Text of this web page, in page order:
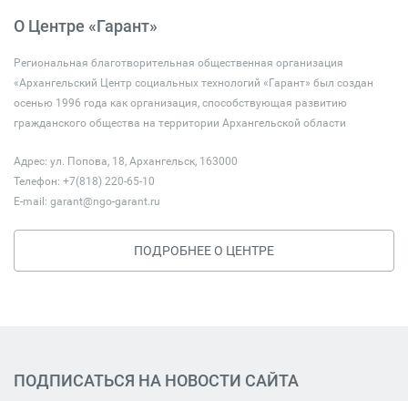
О Центре «Гарант»
Региональная благотворительная общественная организация
«Архангельский Центр социальных технологий «Гарант» был создан
осенью 1996 года как организация, способствующая развитию
гражданского общества на территории Архангельской области
Адрес: ул. Попова, 18, Архангельск, 163000
Телефон: +7(818) 220-65-10
E-mail: garant@ngo-garant.ru
ПОДРОБНЕЕ О ЦЕНТРЕ
ПОДПИСАТЬСЯ НА НОВОСТИ САЙТА